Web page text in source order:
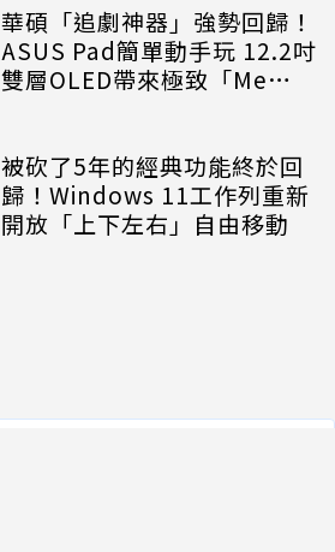
華碩「追劇神器」強勢回歸！
ASUS Pad簡單動手玩 12.2吋
雙層OLED帶來極致「Me
被砍了5年的經典功能終於回
歸！Windows 11工作列重新
開放「上下左右」自由移動